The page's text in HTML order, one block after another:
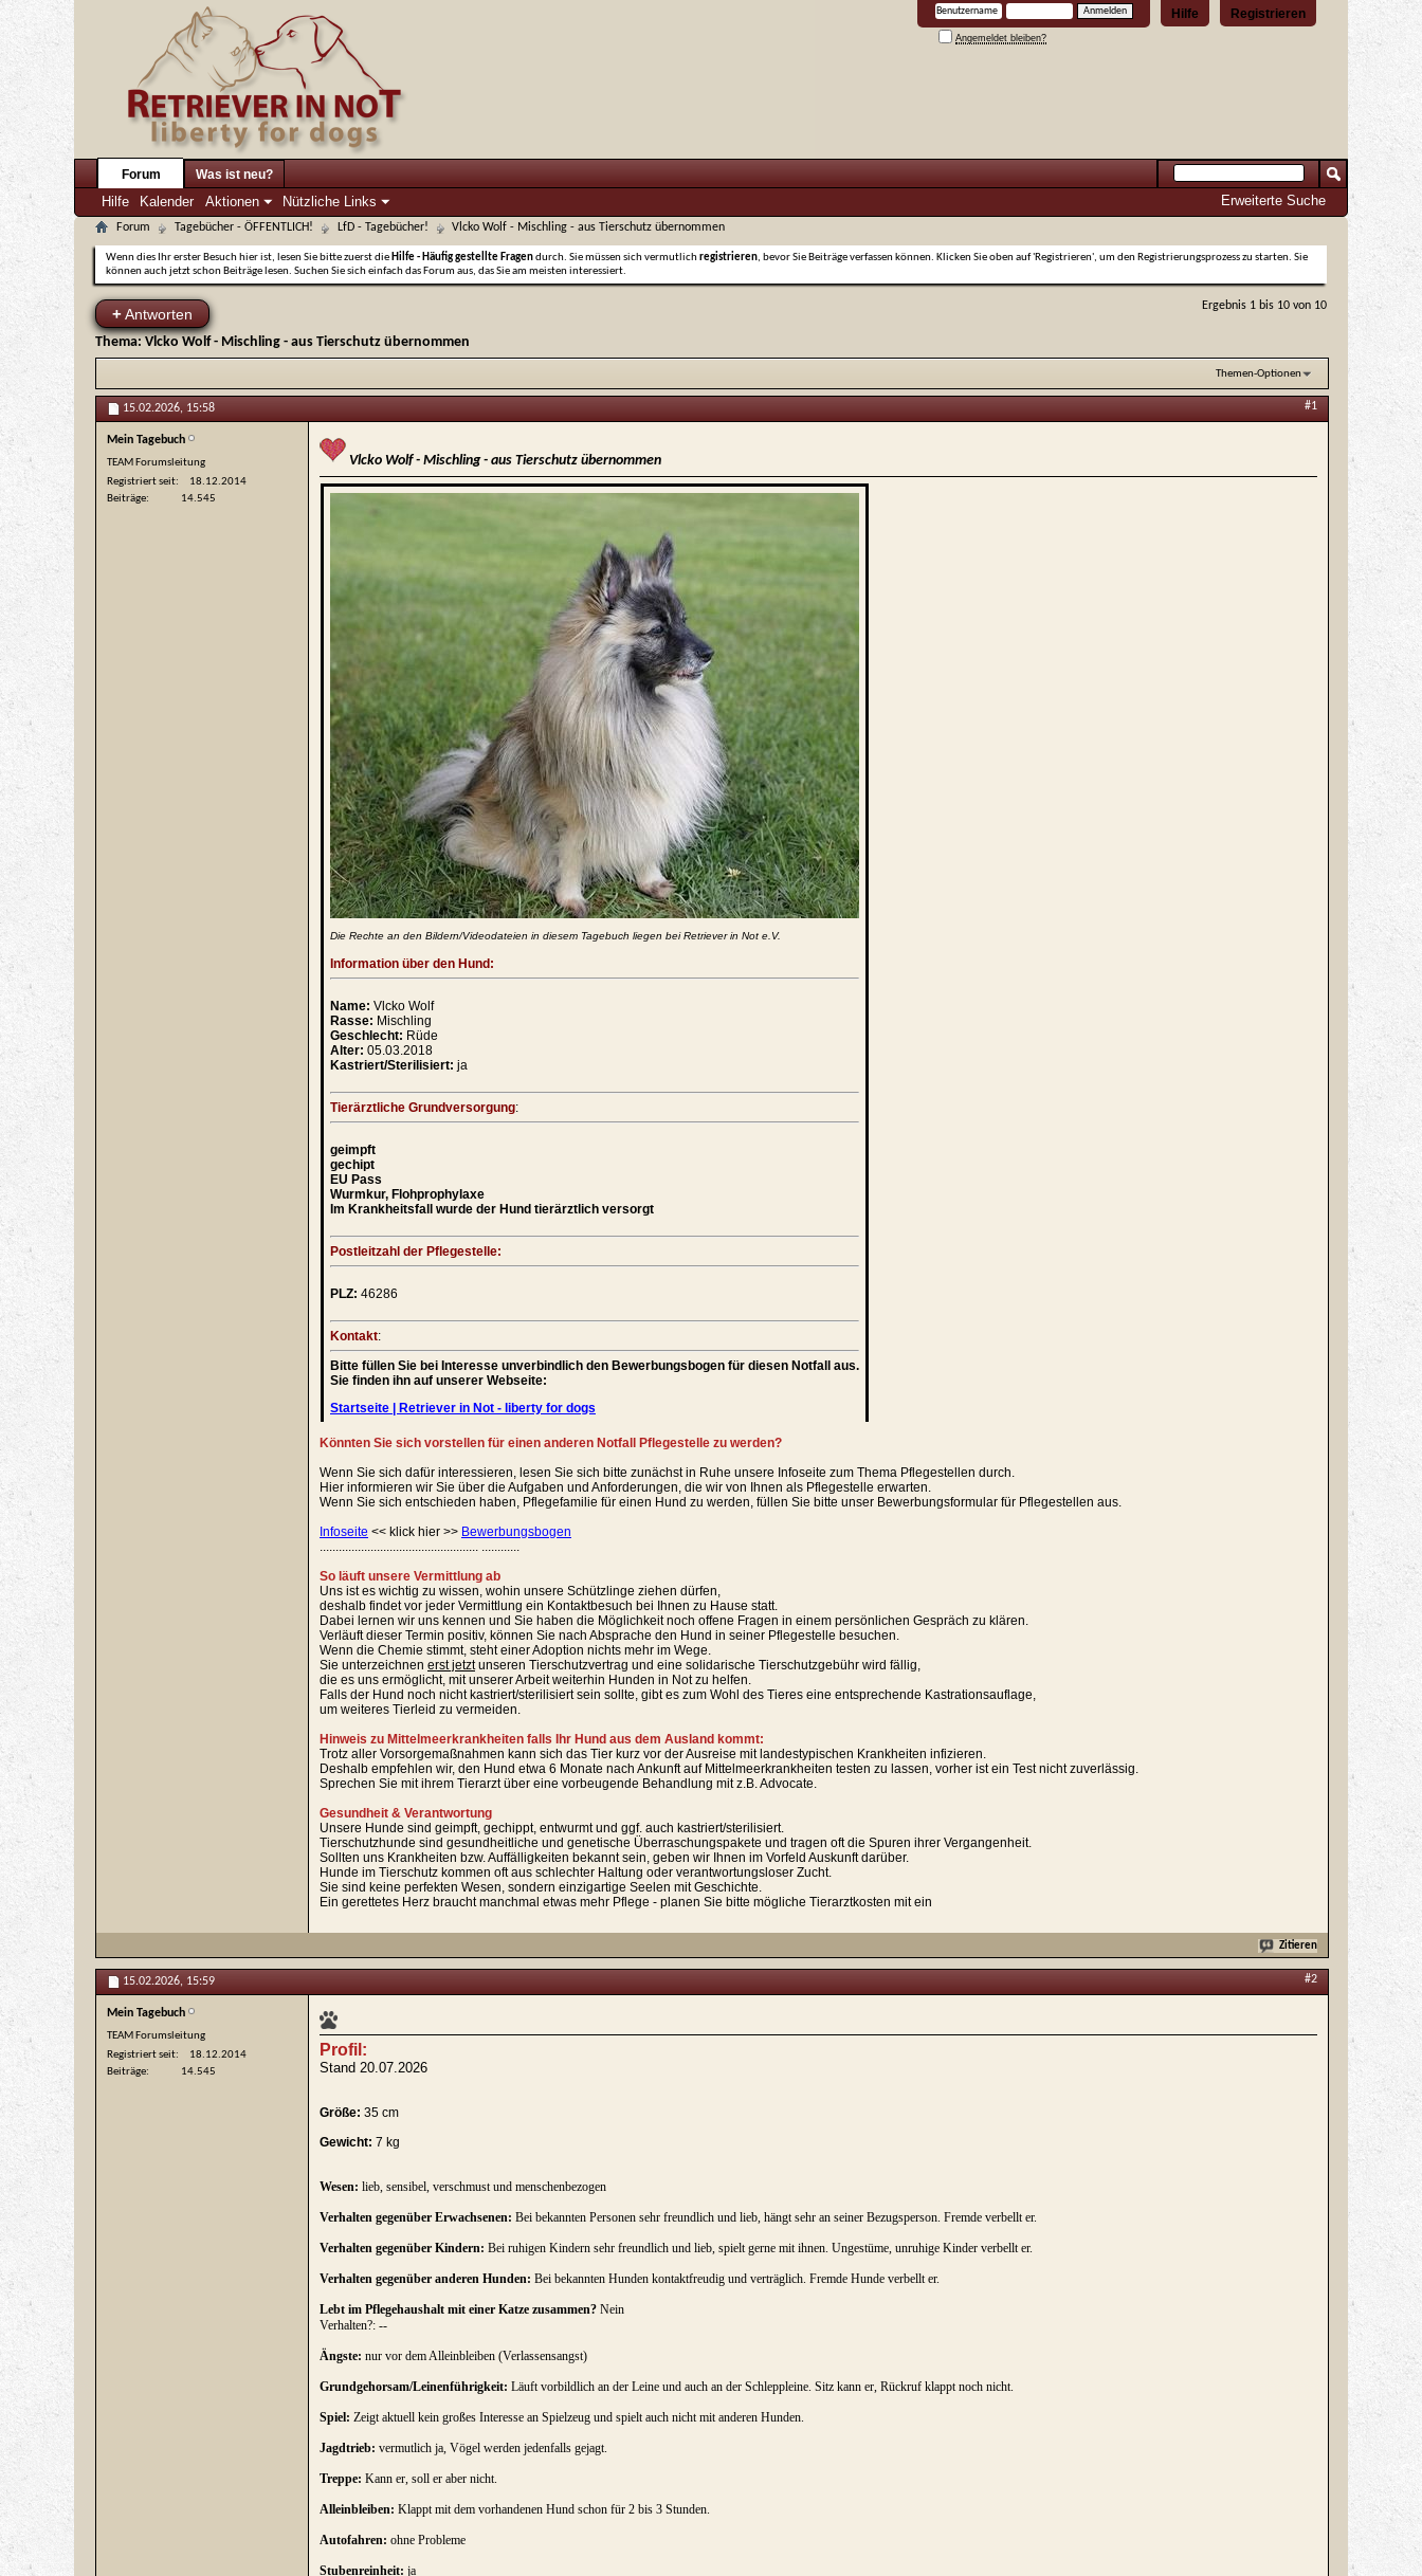
Registrieren
Hilfe
Angemeldet bleiben?
Forum
Hilfe Kalender Aktionen Nützliche Links
Was ist neu?
Erweiterte Suche
Forum Tagebücher - ÖFFENTLICH! LfD - Tagebücher! Vlcko Wolf - Mischling - aus Tierschutz übernommen
Wenn dies Ihr erster Besuch hier ist, lesen Sie bitte zuerst die Hilfe - Häufig gestellte Fragendurch. Sie müssen sich vermutlichregistrieren, bevor Sie Beiträge verfassen können. Klicken Sie oben auf 'Registrieren', um den Registrierungsprozess zu starten. Sie
können auch jetzt schon Beiträge lesen. Suchen Sie sich einfach das Forum aus, das Sie am meisten interessiert.
+Antworten Ergebnis 1 bis 10 von 10
Thema: Vlcko Wolf - Mischling - aus Tierschutz übernommen
Themen-Optionen
15.02.2026, 15:58 #1
Mein Tagebuch
TEAM Forumsleitung
Registriert seit
18.12.2014
Beiträge
14.545
Vlcko Wolf - Mischling - aus Tierschutz übernommen
Die Rechte an den Bildern/Videodateien in diesem Tagebuch liegen bei Retriever in Not e.V.
Information über den Hund:
Name: Vlcko Wolf
Rasse: Mischling
Geschlecht: Rüde
Alter: 05.03.2018
Kastriert/Sterilisiert: ja
Tierärztliche Grundversorgung:
geimpft
gechipt
EU Pass
Wurmkur, Flohprophylaxe
Im Krankheitsfall wurde der Hund tierärztlich versorgt
Postleitzahl der Pflegestelle:
PLZ: 46286
Kontakt:
Bitte füllen Sie bei Interesse unverbindlich den Bewerbungsbogen für diesen Notfall aus.
Sie finden ihn auf unserer Webseite:
Startseite | Retriever in Not - liberty for dogs
Könnten Sie sich vorstellen für einen anderen Notfall Pflegestelle zu werden?
Wenn Sie sich dafür interessieren, lesen Sie sich bitte zunächst in Ruhe unsere Infoseite zum Thema Pflegestellen durch.
Hier informieren wir Sie über die Aufgaben und Anforderungen, die wir von Ihnen als Pflegestelle erwarten.
Wenn Sie sich entschieden haben, Pflegefamilie für einen Hund zu werden, füllen Sie bitte unser Bewerbungsformular für Pflegestellen aus.
Infoseite << klick hier >> Bewerbungsbogen
.................................................. ............
So läuft unsere Vermittlung ab
Uns ist es wichtig zu wissen, wohin unsere Schützlinge ziehen dürfen,
deshalb findet vor jeder Vermittlung ein Kontaktbesuch bei Ihnen zu Hause statt.
Dabei lernen wir uns kennen und Sie haben die Möglichkeit noch offene Fragen in einem persönlichen Gespräch zu klären.
Verläuft dieser Termin positiv, können Sie nach Absprache den Hund in seiner Pflegestelle besuchen.
Wenn die Chemie stimmt, steht einer Adoption nichts mehr im Wege.
Sie unterzeichnen erst jetztunseren Tierschutzvertrag und eine solidarische Tierschutzgebühr wird fällig,
die es uns ermöglicht, mit unserer Arbeit weiterhin Hunden in Not zu helfen.
Falls der Hund noch nicht kastriert/sterilisiert sein sollte, gibt es zum Wohl des Tieres eine entsprechende Kastrationsauflage,
um weiteres Tierleid zu vermeiden.
Hinweis zu Mittelmeerkrankheiten falls Ihr Hund aus dem Ausland kommt:
Trotz aller Vorsorgemaßnahmen kann sich das Tier kurz vor der Ausreise mit landestypischen Krankheiten infizieren.
Deshalb empfehlen wir, den Hund etwa 6 Monate nach Ankunft auf Mittelmeerkrankheiten testen zu lassen, vorher ist ein Test nicht zuverlässig.
Sprechen Sie mit ihrem Tierarzt über eine vorbeugende Behandlung mit z.B. Advocate.
Gesundheit & Verantwortung
Unsere Hunde sind geimpft, gechippt, entwurmt und ggf. auch kastriert/sterilisiert.
Tierschutzhunde sind gesundheitliche und genetische Überraschungspakete und tragen oft die Spuren ihrer Vergangenheit.
Sollten uns Krankheiten bzw. Auffälligkeiten bekannt sein, geben wir Ihnen im Vorfeld Auskunft darüber.
Hunde im Tierschutz kommen oft aus schlechter Haltung oder verantwortungsloser Zucht.
Sie sind keine perfekten Wesen, sondern einzigartige Seelen mit Geschichte.
Ein gerettetes Herz braucht manchmal etwas mehr Pflege - planen Sie bitte mögliche Tierarztkosten mit ein
Zitieren
15.02.2026, 15:59 #2
Mein Tagebuch
TEAM Forumsleitung
Registriert seit
18.12.2014
Beiträge
14.545
Profil:
Stand 20.07.2026
Größe: 35 cm
Gewicht: 7 kg
Wesen: lieb, sensibel, verschmust und menschenbezogen
Verhalten gegenüber Erwachsenen: Bei bekannten Personen sehr freundlich und lieb, hängt sehr an seiner Bezugsperson. Fremde verbellt er.
Verhalten gegenüber Kindern: Bei ruhigen Kindern sehr freundlich und lieb, spielt gerne mit ihnen. Ungestüme, unruhige Kinder verbellt er.
Verhalten gegenüber anderen Hunden: Bei bekannten Hunden kontaktfreudig und verträglich. Fremde Hunde verbellt er.
Lebt im Pflegehaushalt mit einer Katze zusammen? Nein
Verhalten?: --
Ängste: nur vor dem Alleinbleiben (Verlassensangst)
Grundgehorsam/Leinenführigkeit: Läuft vorbildlich an der Leine und auch an der Schleppleine. Sitz kann er, Rückruf klappt noch nicht.
Spiel: Zeigt aktuell kein großes Interesse an Spielzeug und spielt auch nicht mit anderen Hunden.
Jagdtrieb: vermutlich ja, Vögel werden jedenfalls gejagt.
Treppe: Kann er, soll er aber nicht.
Alleinbleiben: Klappt mit dem vorhandenen Hund schon für 2 bis 3 Stunden.
Autofahren: ohne Probleme
Stubenreinheit: ja